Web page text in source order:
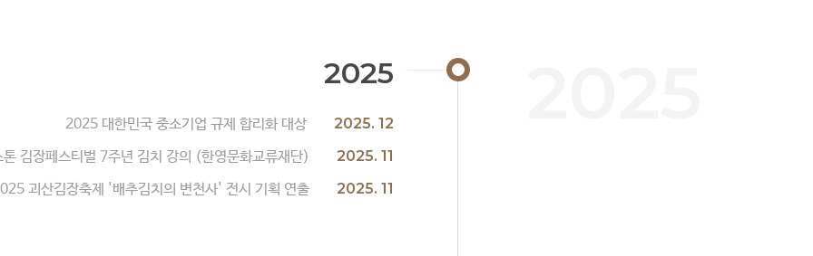
2025
2025 대한민국 중소기업 규제 합리화 대상
2025. 12
김장페스티벌 7주년 김치 강의 (한영문화교류재단)
2025. 11
괴산김장축제 '배추김치의 변천사' 전시 기획 연출
2025. 11